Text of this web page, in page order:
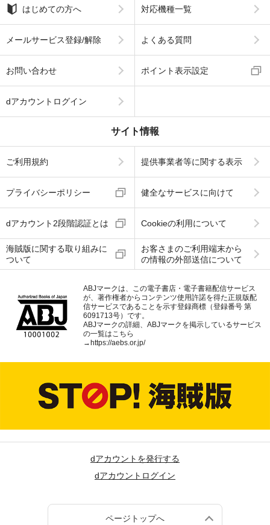
はじめての方へ 対応機種一覧
メールサービス登録/解除 よくある質問
お問い合わせ ポイント表示設定
dアカウントログイン
サイト情報
ご利用規約 提供事業者等に関する表示
プライバシーポリシー 健全なサービスに向けて
dアカウント2段階認証とは Cookieの利用について
海賊版に関する取り組みに
ついて
お客さまのご利用端末から
の情報の外部送信について
ABJマークは、この電子書店・電子書籍配信サービス
が、著作権者からコンテンツ使用許諾を得た正規版配
信サービスであることを示す登録商標（登録番号 第
6091713号）です。
ABJマークの詳細、ABJマークを掲示しているサービス
の一覧はこちら
→ https://aebs.or.jp/
dアカウントを発行する
dアカウントログイン
ページトップへ